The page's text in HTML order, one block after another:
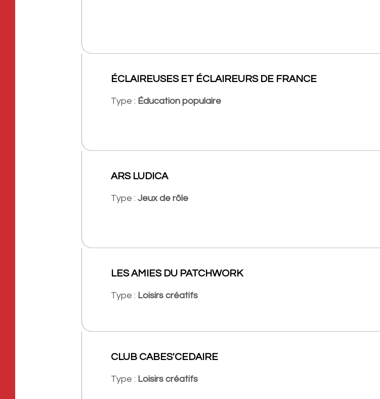
ÉCLAIREUSES ET ÉCLAIREURS DE FRANCE
Type : Éducation populaire
ARS LUDICA
Type : Jeux de rôle
LES AMIES DU PATCHWORK
Type : Loisirs créatifs
CLUB CABES'CEDAIRE
Type : Loisirs créatifs